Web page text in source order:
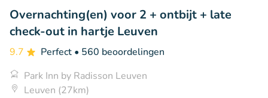
Overnachting(en) voor 2 + ontbijt + late
check-out in hartje Leuven
9.7 Perfect • 560 beoordelingen
Park Inn by Radisson Leuven
Leuven (27km)